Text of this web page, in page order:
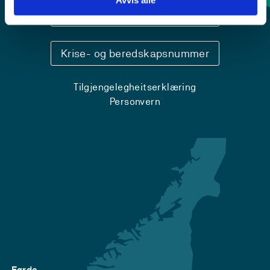
Sentralbord: 55 58 58 00
Krise- og beredskapsnummer
Tilgjengelegheitserklæring
Personvern